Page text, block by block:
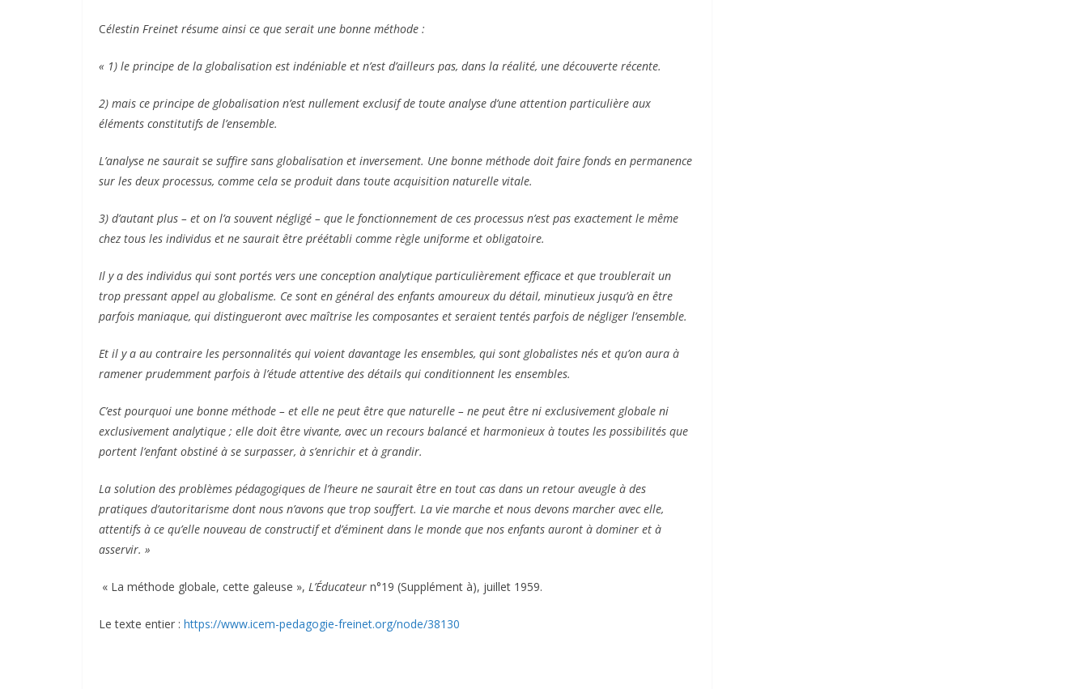
Célestin Freinet résume ainsi ce que serait une bonne méthode :
« 1) le principe de la globalisation est indéniable et n’est d’ailleurs pas, dans la réalité, une découverte récente.
2) mais ce principe de globalisation n’est nullement exclusif de toute analyse d’une attention particulière aux
éléments constitutifs de l’ensemble.
L’analyse ne saurait se suffire sans globalisation et inversement. Une bonne méthode doit faire fonds en permanence
sur les deux processus, comme cela se produit dans toute acquisition naturelle vitale.
3) d’autant plus – et on l’a souvent négligé – que le fonctionnement de ces processus n’est pas exactement le même
chez tous les individus et ne saurait être préétabli comme règle uniforme et obligatoire.
Il y a des individus qui sont portés vers une conception analytique particulièrement efficace et que troublerait un
trop pressant appel au globalisme. Ce sont en général des enfants amoureux du détail, minutieux jusqu’à en être
parfois maniaque, qui distingueront avec maîtrise les composantes et seraient tentés parfois de négliger l’ensemble.
Et il y a au contraire les personnalités qui voient davantage les ensembles, qui sont globalistes nés et qu’on aura à
ramener prudemment parfois à l’étude attentive des détails qui conditionnent les ensembles.
C’est pourquoi une bonne méthode – et elle ne peut être que naturelle – ne peut être ni exclusivement globale ni
exclusivement analytique ; elle doit être vivante, avec un recours balancé et harmonieux à toutes les possibilités que
portent l’enfant obstiné à se surpasser, à s’enrichir et à grandir.
La solution des problèmes pédagogiques de l’heure ne saurait être en tout cas dans un retour aveugle à des
pratiques d’autoritarisme dont nous n’avons que trop souffert. La vie marche et nous devons marcher avec elle,
attentifs à ce qu’elle nouveau de constructif et d’éminent dans le monde que nos enfants auront à dominer et à
asservir. »
« La méthode globale, cette galeuse », L’Éducateur n°19 (Supplément à), juillet 1959.
Le texte entier : https://www.icem-pedagogie-freinet.org/node/38130